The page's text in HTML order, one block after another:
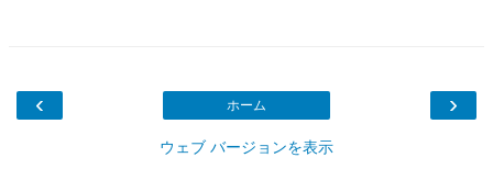
‹ ›
ホーム
ウェブ バージョンを表示